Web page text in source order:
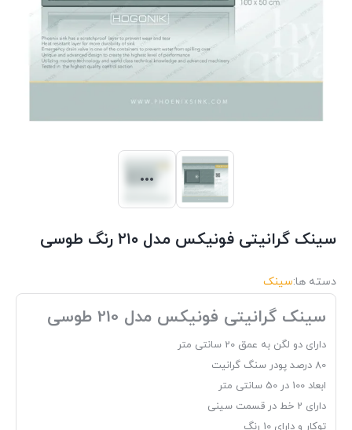
سینک گرانیتی فونیکس مدل ۲۱۰ رنگ طوسی
دسته ها:سینک
سینک گرانیتی فونیکس مدل 210 طوسی
دارای دو لگن به عمق 20 سانتی متر
80 درصد پودر سنگ گرانیت
ابعاد 100 در 50 سانتی متر
دارای 2 خط در قسمت سینی
توکار و دارای 10 رنگ